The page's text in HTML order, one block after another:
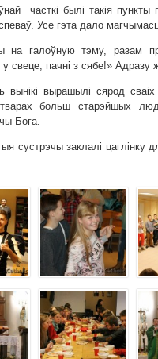
часткі былі такія
Усе гэта дало
на галоўную тэму, разам
у свеце, пачні з сябе!» Адразу
вынікі вырашылі сярод
больш старэйшых
Бога.
сустрэчы заклалі цаглінку